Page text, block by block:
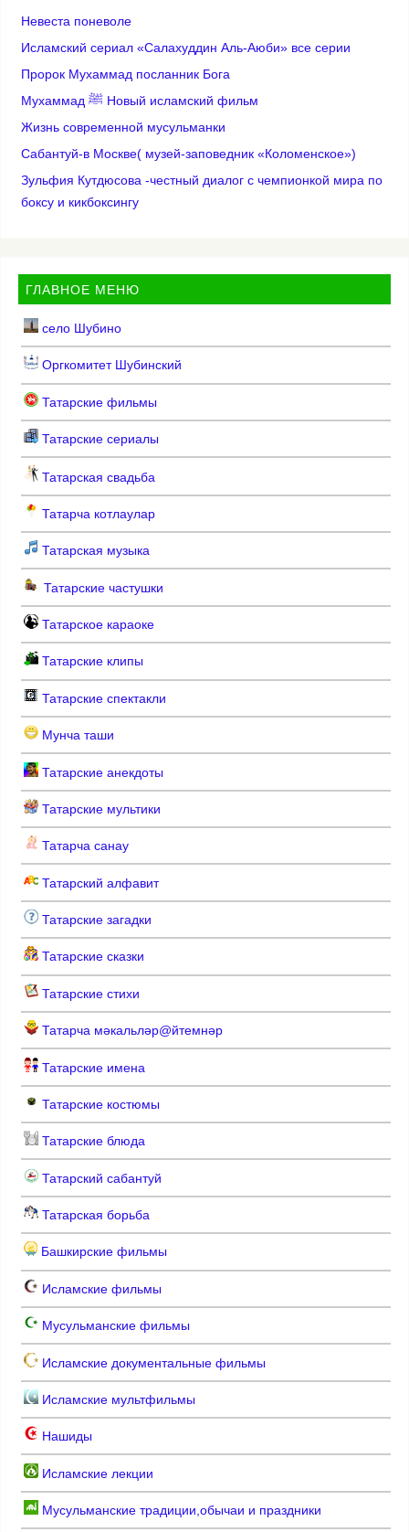
Невеста поневоле
Исламский сериал «Салахуддин Аль-Аюби» все серии
Пророк Мухаммад посланник Бога
Мухаммад ﷺ Новый исламский фильм
Жизнь современной мусульманки
Сабантуй-в Москве( музей-заповедник «Коломенское»)
Зульфия Кутдюсова -честный диалог с чемпионкой мира по
боксу и кикбоксингу
ГЛАВНОЕ МЕНЮ
село Шубино
Оргкомитет Шубинский
Татарские фильмы
Татарские сериалы
Татарская свадьба
Татарча котлаулар
Татарская музыка
Татарские частушки
Татарское караоке
Татарские клипы
Татарские спектакли
Мунча таши
Татарские анекдоты
Татарские мультики
Татарча санау
Татарский алфавит
Татарские загадки
Татарские сказки
Татарские стихи
Татарча мәкальләр@йтемнәр
Татарские имена
Татарские костюмы
Татарские блюда
Татарский сабантуй
Татарская борьба
Башкирские фильмы
Исламские фильмы
Мусульманские фильмы
Исламские документальные фильмы
Исламские мультфильмы
Нашиды
Исламские лекции
Мусульманские традиции,обычаи и праздники